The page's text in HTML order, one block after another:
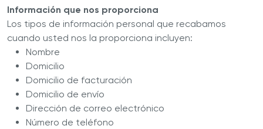
Información que nos proporciona
Los tipos de información personal que recabamos
cuando usted nos la proporciona incluyen:
Nombre
Domicilio
Domicilio de facturación
Domicilio de envío
Dirección de correo electrónico
Número de teléfono